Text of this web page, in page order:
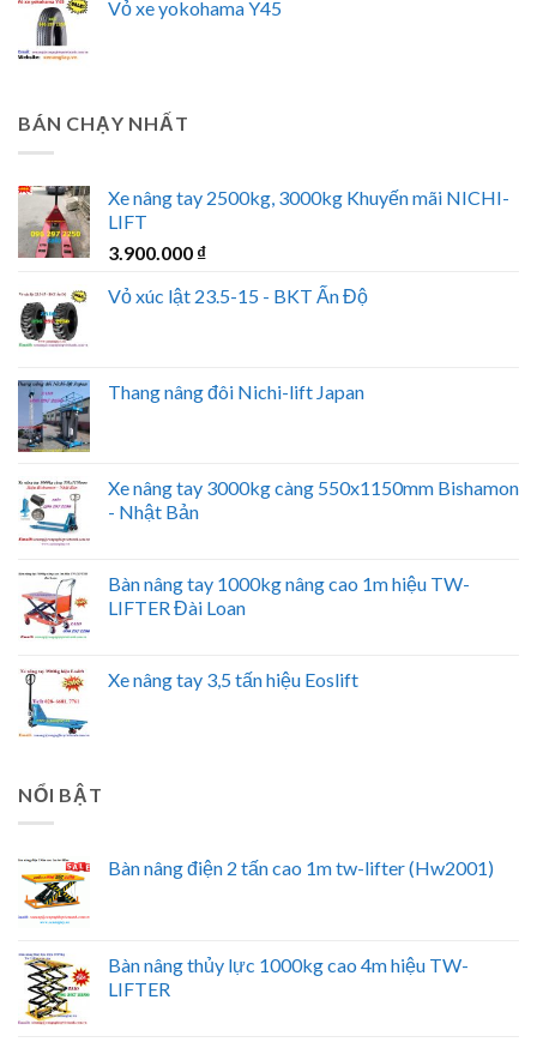
Vỏ xe yokohama Y45
BÁN CHẠY NHẤT
Xe nâng tay 2500kg, 3000kg Khuyến mãi NICHI-
LIFT
3.900.000 ₫
Vỏ xúc lật 23.5-15 - BKT Ấn Độ
Thang nâng đôi Nichi-lift Japan
Xe nâng tay 3000kg càng 550x1150mm Bishamon
- Nhật Bản
Bàn nâng tay 1000kg nâng cao 1m hiệu TW-
LIFTER Đài Loan
Xe nâng tay 3,5 tấn hiệu Eoslift
NỔI BẬT
Bàn nâng điện 2 tấn cao 1m tw-lifter (Hw2001)
Bàn nâng thủy lực 1000kg cao 4m hiệu TW-
LIFTER